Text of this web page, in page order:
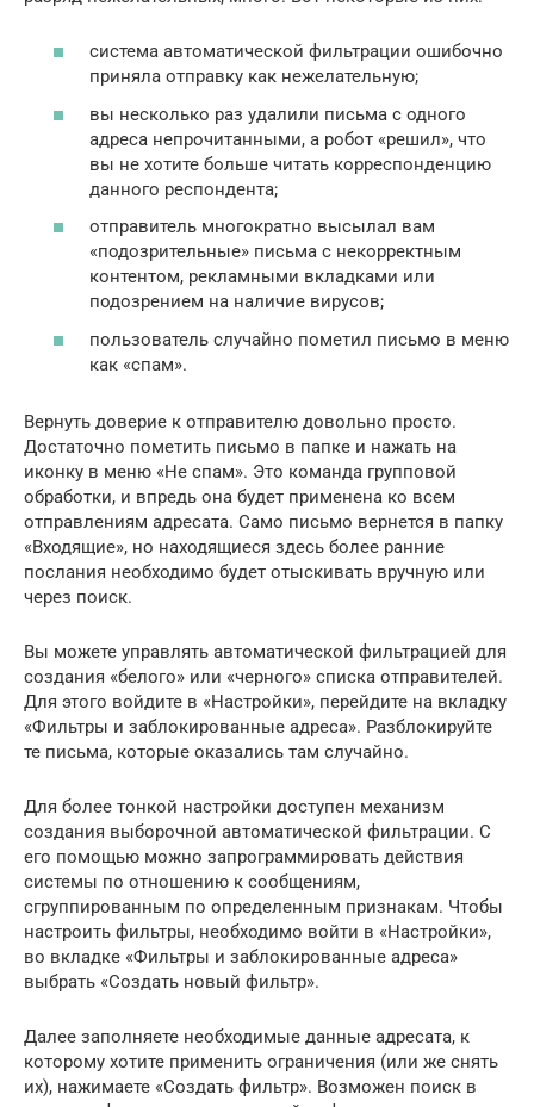
система автоматической фильтрации ошибочно
приняла отправку как нежелательную;
вы несколько раз удалили письма с одного
адреса непрочитанными, а робот «решил», что
вы не хотите больше читать корреспонденцию
данного респондента;
отправитель многократно высылал вам
«подозрительные» письма с некорректным
контентом, рекламными вкладками или
подозрением на наличие вирусов;
пользователь случайно пометил письмо в меню
как «спам».
Вернуть доверие к отправителю довольно просто.
Достаточно пометить письмо в папке и нажать на
иконку в меню «Не спам». Это команда групповой
обработки, и впредь она будет применена ко всем
отправлениям адресата. Само письмо вернется в папку
«Входящие», но находящиеся здесь более ранние
послания необходимо будет отыскивать вручную или
через поиск.
Вы можете управлять автоматической фильтрацией для
создания «белого» или «черного» списка отправителей.
Для этого войдите в «Настройки», перейдите на вкладку
«Фильтры и заблокированные адреса». Разблокируйте
те письма, которые оказались там случайно.
Для более тонкой настройки доступен механизм
создания выборочной автоматической фильтрации. С
его помощью можно запрограммировать действия
системы по отношению к сообщениям,
сгруппированным по определенным признакам. Чтобы
настроить фильтры, необходимо войти в «Настройки»,
во вкладке «Фильтры и заблокированные адреса»
выбрать «Создать новый фильтр».
Далее заполняете необходимые данные адресата, к
которому хотите применить ограничения (или же снять
их), нажимаете «Создать фильтр». Возможен поиск в